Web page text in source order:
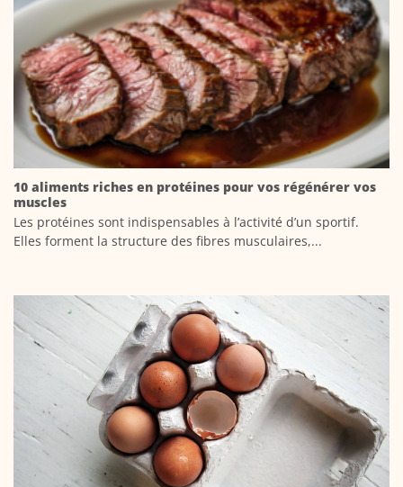
10 aliments riches en protéines pour vos régénérer vos
muscles
Les protéines sont indispensables à l’activité d’un sportif.
Elles forment la structure des fibres musculaires,...